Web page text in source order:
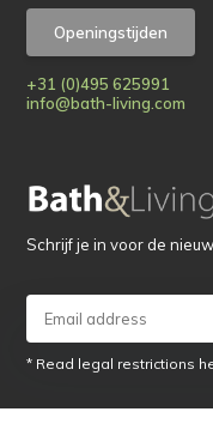
Openingstijden
+31 (0)495 625991
info@bath-living.com
Schrijf je in voor de
* Read legal restrictions